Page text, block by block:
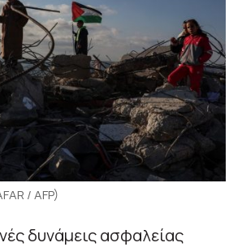
/ AFP)
δυνάμεις ασφαλείας